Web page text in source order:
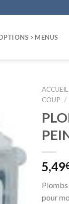
> MENUS
ACCUEIL
COUP /
5,49
pour